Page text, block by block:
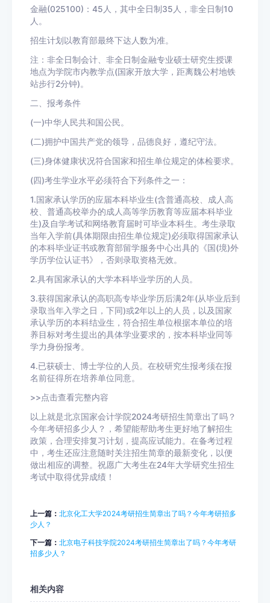
金融(025100)：45人，其中全日制35人，非全日制10
人。
招生计划以教育部最终下达人数为准。
注：非全日制会计、非全日制金融专业硕士研究生授课
地点为学院市内教学点(国家开放大学，距离魏公村地铁
站步行2分钟)。
二、报考条件
(一)中华人民共和国公民。
(二)拥护中国共产党的领导，品德良好，遵纪守法。
(三)身体健康状况符合国家和招生单位规定的体检要求。
(四)考生学业水平必须符合下列条件之一：
1.国家承认学历的应届本科毕业生(含普通高校、成人高
校、普通高校举办的成人高等学历教育等应届本科毕业
生)及自学考试和网络教育届时可毕业本科生。考生录取
当年入学前(具体期限由招生单位规定)必须取得国家承认
的本科毕业证书或教育部留学服务中心出具的《国(境)外
学历学位认证书》，否则录取资格无效。
2.具有国家承认的大学本科毕业学历的人员。
3.获得国家承认的高职高专毕业学历后满2年(从毕业后到
录取当年入学之日，下同)或2年以上的人员，以及国家
承认学历的本科结业生，符合招生单位根据本单位的培
养目标对考生提出的具体学业要求的，按本科毕业同等
学力身份报考。
4.已获硕士、博士学位的人员。在校研究生报考须在报
名前征得所在培养单位同意。
>>点击查看完整内容
以上就是北京国家会计学院2024考研招生简章出了吗？
今年考研招多少人？，希望能帮助考生更好地了解招生
政策，合理安排复习计划，提高应试能力。在备考过程
中，考生还应注意随时关注招生简章的最新变化，以便
做出相应的调整。祝愿广大考生在24年大学研究生招生
考试中取得优异成绩！
上一篇： 北京化工大学2024考研招生简章出了吗？今年考研招多
少人？
下一篇： 北京电子科技学院2024考研招生简章出了吗？今年考研
招多少人？
相关内容